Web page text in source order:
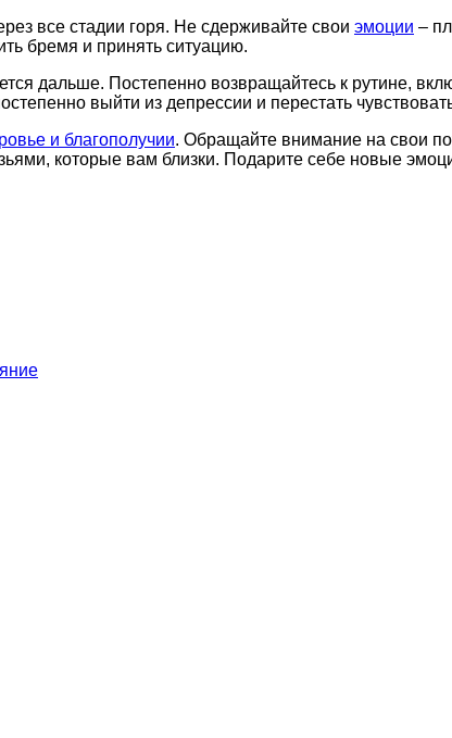
все стадии горя. Не сдерживайте свои эмоции –
бремя и принять ситуацию.
дальше. Постепенно возвращайтесь к рутине,
выйти из депрессии и перестать
и благополучии. Обращайте внимание на свои
которые вам близки. Подарите себе новые